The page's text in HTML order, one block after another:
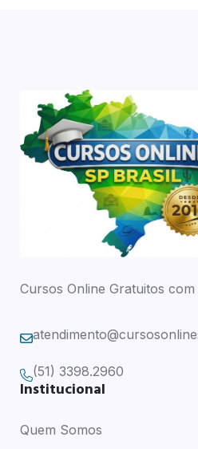
Cursos Online Gratuitos
(51) 3398.2960
Institucional
Quem Somos